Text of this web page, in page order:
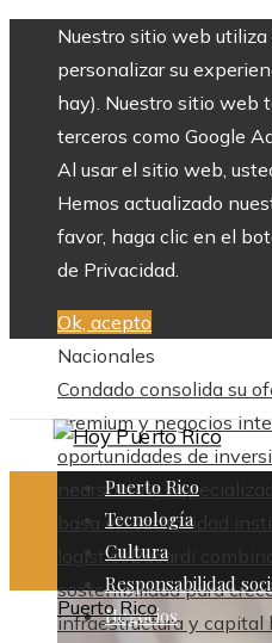
Nuestro sitio web
personalizar su
hay). Nuestro sitio web
terceros como Google
Al usar el sitio web,
Hemos actualizado
favor, haga clic en el
de Privacidad.
Ok, acepto
Nacionales
Condado consolida su
premium y negocios
oportunidades de
nearshoring
basa en estabilidad
logísticoBacardí
sostenibilidad para
infraestructura y capital
Puerto Rico
Tecnología
Cultura
Responsabilidad
Negocios
Puerto Rico